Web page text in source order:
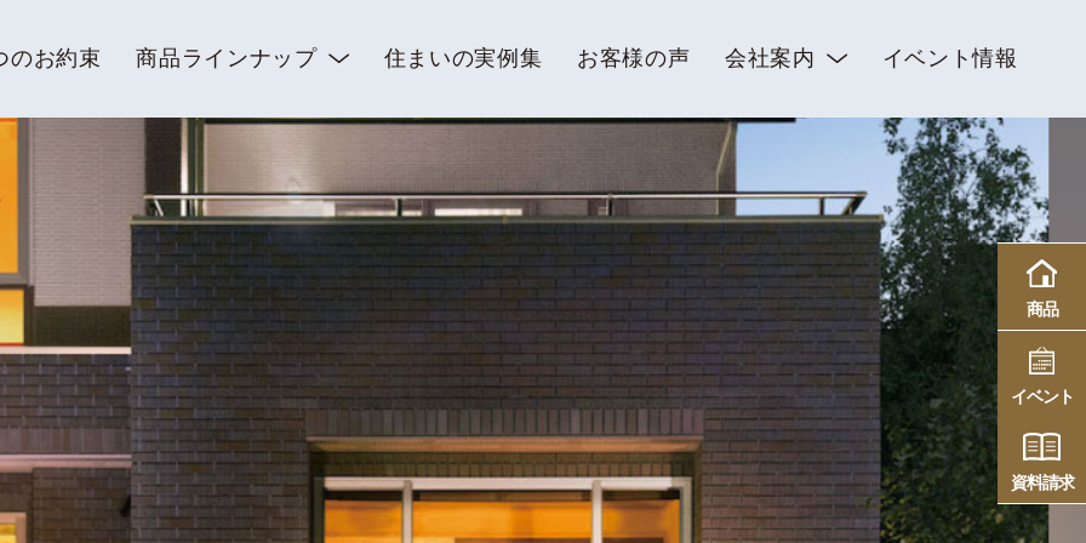
のお約束 商品ラインナップ 住まいの実例集 お客様の声 会社案内 イベント情報
商品
イベント
資料請求